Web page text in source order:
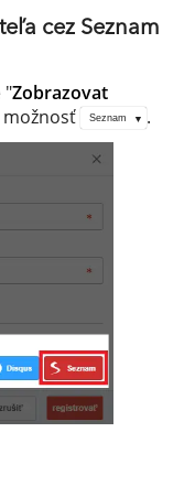
cez Seznam
"Zobrazovat
Seznam .